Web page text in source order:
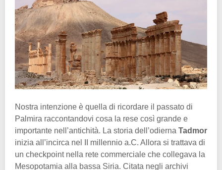
Nostra intenzione è quella di ricordare il passato di
Palmira raccontandovi cosa la rese così grande e
importante nell’antichità. La storia dell’odierna Tadmor
inizia all’incirca nel II millennio a.C. Allora si trattava di
un checkpoint nella rete commerciale che collegava la
Mesopotamia alla bassa Siria. Citata negli archivi